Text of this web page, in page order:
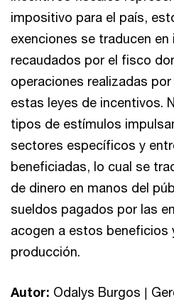
impositivo para el país,
exenciones se traducen
recaudados por el fisco
operaciones realizadas
estas leyes de incentivos.
tipos de estímulos
sectores específicos y
beneficiadas, lo cual se
de dinero en manos del
sueldos pagados por las
acogen a estos beneficios
producción.
Autor: Odalys Burgos |